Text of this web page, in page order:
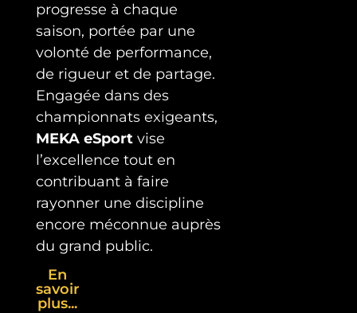
progresse à chaque
saison, portée par une
volonté de performance,
de rigueur et de partage.
Engagée dans des
championnats exigeants,
MEKA eSportvise
l’excellence tout en
contribuant à faire
rayonner une discipline
encore méconnue auprès
du grand public.
En
savoir
plus...